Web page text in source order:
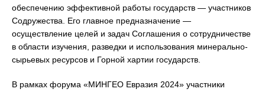
обеспечению эффективной работы государств — участников
Содружества. Его главное предназначение —
осуществление целей и задач Соглашения о сотрудничестве
в области изучения, разведки и использования минерально-
сырьевых ресурсов и Горной хартии государств.
В рамках форума «МИНГЕО Евразия 2024» участники